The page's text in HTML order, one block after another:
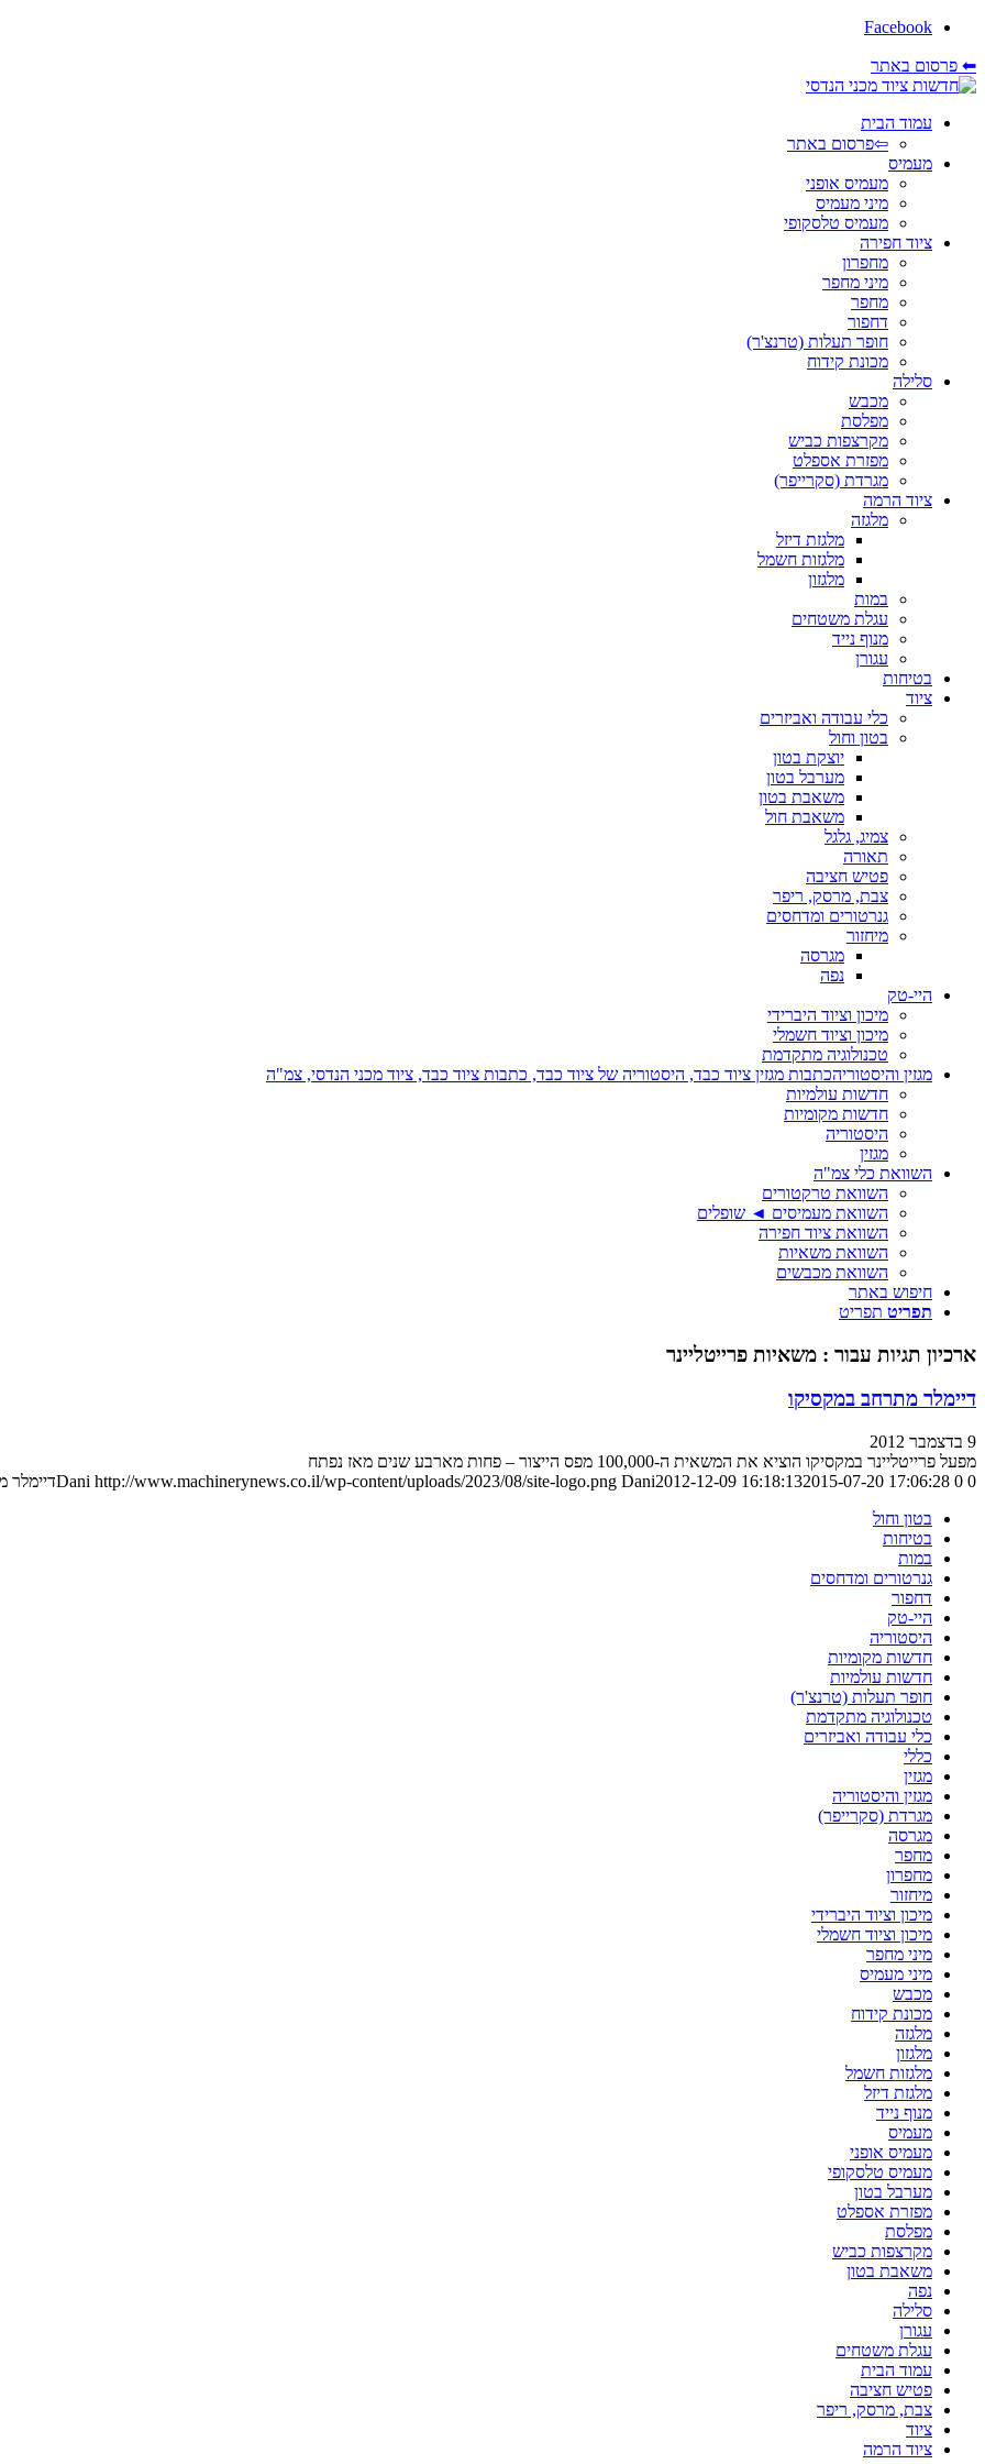
Facebook
⬅ פרסום באתר
עמוד הבית
⇦פרסום באתר
מעמיס
מעמיס אופני
מיני מעמיס
מעמיס טלסקופי
ציוד חפירה
מחפרון
מיני מחפר
מחפר
דחפור
חופר תעלות (טרנצ'ר)
מכונת קידוח
סלילה
מכבש
מפלסת
מקרצפות כביש
מפזרת אספלט
מגרדת (סקרייפר)
ציוד הרמה
מלגזה
מלגזת דיזל
מלגזות חשמל
מלגזון
במות
עגלת משטחים
מנוף נייד
עגורן
בטיחות
ציוד
כלי עבודה ואביזרים
בטון וחול
יוצקת בטון
מערבל בטון
משאבת בטון
משאבת חול
צמיג, גלגל
תאורה
פטיש חציבה
צבת, מרסק, ריפר
גנרטורים ומדחסים
מיחזור
מגרסה
נפה
היי-טק
מיכון וציוד היברידי
מיכון וציוד חשמלי
טכנולוגיה מתקדמת
מגזין והיסטוריהכתבות מגזין ציוד כבד, היסטוריה של ציוד כבד, כתבות ציוד כבד, ציוד מכני הנדסי, צמ"ה
חדשות עולמיות
חדשות מקומיות
היסטוריה
מגזין
השוואת כלי צמ"ה
השוואת טרקטורים
השוואת מעמיסים ◄ שופלים
השוואת ציוד חפירה
השוואת משאיות
השוואת מכבשים
חיפוש באתר
תפריט תפריט
ארכיון תגיות עבור : משאיות פרייטליינר
דיימלר מתרחב במקסיקו
9 בדצמבר 2012
מפעל פרייטליינר במקסיקו הוציא את המשאית ה-100,000 מפס הייצור – פחות מארבע שנים מאז נפתח
0
0
Dani http://www.machinerynews.co.il/wp-content/uploads/2023/08/site-logo.png Dani2012-12-09 16:18:132015-07-20 17:06:28
דיימלר
בטון וחול
בטיחות
במות
גנרטורים ומדחסים
דחפור
היי-טק
היסטוריה
חדשות מקומיות
חדשות עולמיות
חופר תעלות (טרנצ'ר)
טכנולוגיה מתקדמת
כלי עבודה ואביזרים
כללי
מגזין
מגזין והיסטוריה
מגרדת (סקרייפר)
מגרסה
מחפר
מחפרון
מיחזור
מיכון וציוד היברידי
מיכון וציוד חשמלי
מיני מחפר
מיני מעמיס
מכבש
מכונת קידוח
מלגזה
מלגזון
מלגזות חשמל
מלגזת דיזל
מנוף נייד
מעמיס
מעמיס אופני
מעמיס טלסקופי
מערבל בטון
מפזרת אספלט
מפלסת
מקרצפות כביש
משאבת בטון
נפה
סלילה
עגורן
עגלת משטחים
עמוד הבית
פטיש חציבה
צבת, מרסק, ריפר
ציוד
ציוד הרמה